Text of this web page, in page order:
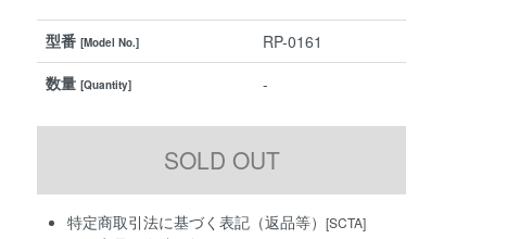
型番[Model No.]
RP-0161
数量[Quantity] -
特定商取引法に基づく表記（返品等）[SCTA]